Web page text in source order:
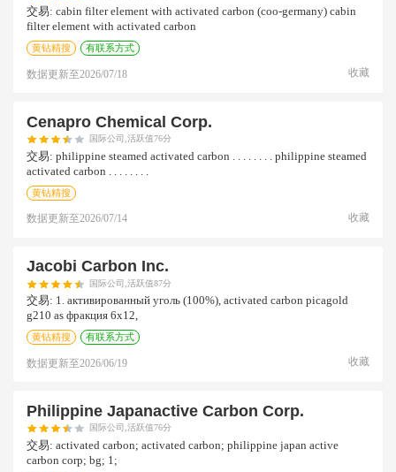
交易: cabin filter element with activated carbon (coo-germany) cabin
filter element with activated carbon
黄钻精搜 有联系方式
数据更新至2026/07/18 收藏
Cenapro Chemical Corp.
国际公司,活跃值76分
交易: philippine steamed activated carbon . . . . . . . . philippine steamed
activated carbon . . . . . . . .
黄钻精搜
数据更新至2026/07/14 收藏
Jacobi Carbon Inc.
国际公司,活跃值87分
交易: 1. активированный уголь (100%), activated carbon picagold
g210 as фракция 6х12,
黄钻精搜 有联系方式
数据更新至2026/06/19 收藏
Philippine Japanactive Carbon Corp.
国际公司,活跃值76分
交易: activated carbon; activated carbon; philippine japan active
carbon corp; bg; 1;